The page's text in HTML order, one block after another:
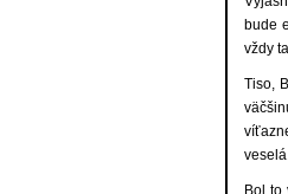
bude
vždy
Tiso,